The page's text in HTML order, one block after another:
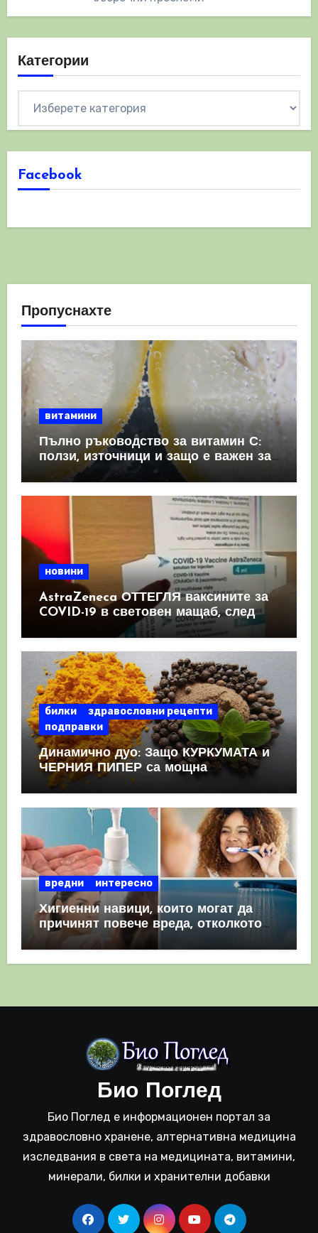
Категории
Facebook
Пропуснахте
витамини
Пълно ръководство за витамин С:
ползи, източници и защо е важен за
имунната система
новини
AstraZeneca ОТТЕГЛЯ ваксините за
COVID-19 в световен мащаб, след
като призна, че те причиняват
билки
здравословни рецепти
подправки
Динамично дуо: Защо КУРКУМАТА и
ЧЕРНИЯ ПИПЕР са мощна
комбинация
вредни интересно
Хигиенни навици, които могат да
причинят повече вреда, отколкото
полза
Био Поглед
Био Поглед е информационен портал за
здравословно хранене, алтернативна медицина
изследвания в света на медицината, витамини,
минерали, билки и хранителни добавки